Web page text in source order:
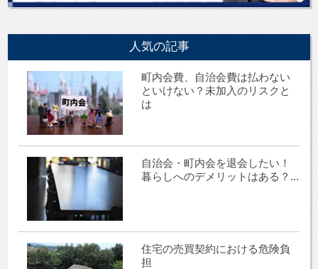
人気の記事
町内会費、自治会費は払わない
といけない？未加入のリスクと
は
自治会・町内会を退会したい！
暮らしへのデメリットはある？...
住宅の売買契約における危険負
担